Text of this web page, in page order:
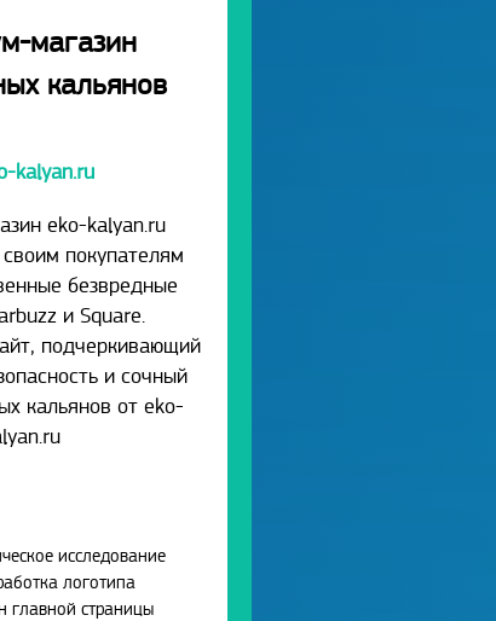
магазин
кальянов
kalyan.ru
eko-kalyan.ru
покупателям
безвредные
и Square.
подчеркивающий
и сочный
кальянов от eko-
исследование
логотипа
главной страницы